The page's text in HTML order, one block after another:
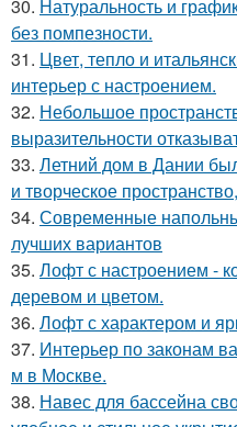
30. Натуральность и
без помпезности.
31. Цвет, тепло и
интерьер с настроением.
32. Небольшое
выразительности
33. Летний дом в Дании
и творческое
34. Современные
лучших вариантов
35. Лофт с настроением -
деревом и цветом.
36. Лофт с характером и
37. Интерьер по законам
м в Москве.
38. Навес для бассейна